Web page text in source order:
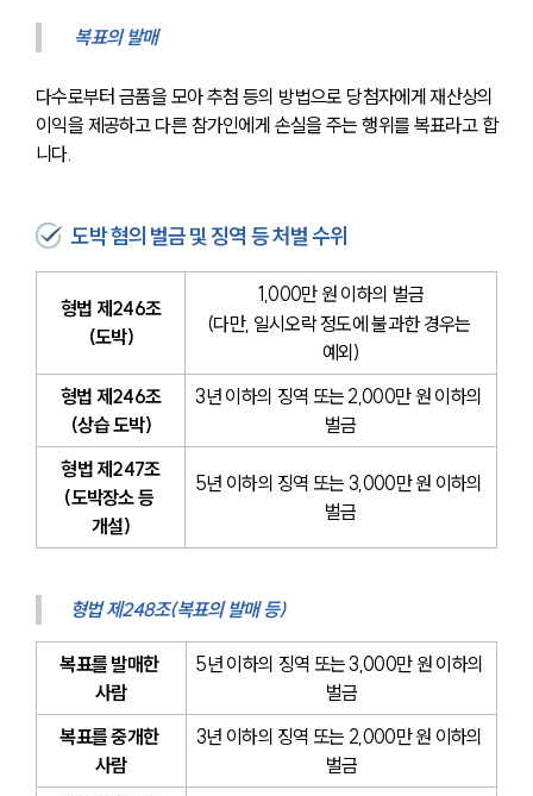
복표의 발매
다수로부터 금품을 모아 추첨 등의 방법으로 당첨자에게 재산상의
이익을 제공하고 다른 참가인에게 손실을 주는 행위를 복표라고 합
니다.
도박 혐의 벌금 및 징역 등 처벌 수위
형법 제246조
(도박)
1,000만 원 이하의 벌금
(다만, 일시오락 정도에 불과한 경우는
예외)
형법 제246조
(상습 도박)
3년 이하의 징역 또는 2,000만 원 이하의
벌금
형법 제247조
(도박장소 등
개설)
5년 이하의 징역 또는 3,000만 원 이하의
벌금
형법 제248조(복표의 발매 등)
복표를 발매한
사람
5년 이하의 징역 또는 3,000만 원 이하의
벌금
복표를 중개한
사람
3년 이하의 징역 또는 2,000만 원 이하의
벌금